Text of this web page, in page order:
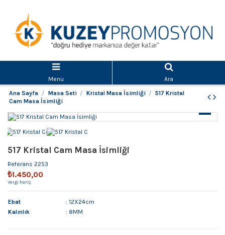
Menu
Ara
Ana Sayfa
Masa Seti Kristal Masa İsimliği
517 Kristal
Cam Masa İsimliği
517 Kristal Cam Masa İsimliği
Referans 2253
₺1.450,00
Vergi hariç
Ebat
: 12X24cm
Kalınlık
: 8MM